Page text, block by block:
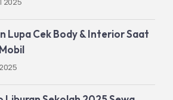
Lupa Cek Body & Interior Saat